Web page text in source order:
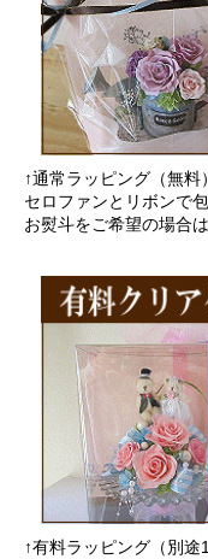
↑通常ラッピング（無料）
セロファンとリボンで
お熨斗をご希望の場合
↑有料ラッピング（別途